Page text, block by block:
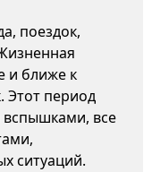
поездок,
и ближе к
Этот период
все
ситуаций.